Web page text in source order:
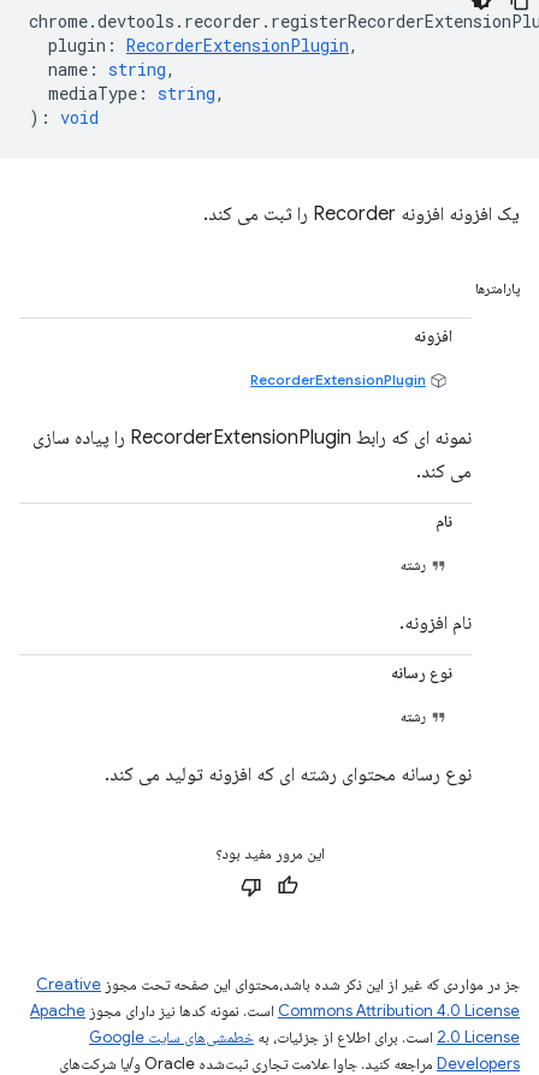
chrome.devtools . recorder .
plugin : RecorderExtensionPlugin,
name : string,
mediaType : string,
) : void
یک افزونه افزونه Recorder را ثبت می کند.
پارامترها
افزونه
RecorderExtensionPlugin
نمونه ای که رابط RecorderExtensionPlugin را پیاده سازی
می کند.
نام
رشته
نام افزونه.
نوع رسانه
رشته
نوع رسانه محتوای رشته ای که افزونه تولید می کند.
این مرور مفید بود؟
جز در مواردی که غیر از این ذکر شده باشد،‌محتوای این صفحه تحت مجوز Creative
Commons Attribution 4.0 License است. نمونه کدها نیز دارای مجوز Apache
2.0 License است. برای اطلاع از جزئیات، به
خطمشی‌های سایت Google
Developers‏
مراجعه کنید. جاوا علامت تجاری ثبت‌شده Oracle و/یا شرکت‌های